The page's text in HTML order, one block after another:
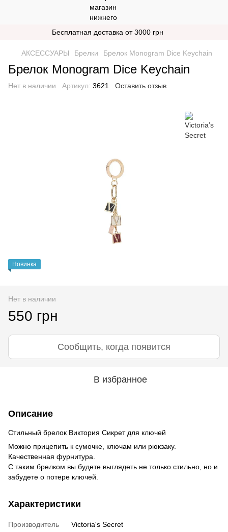
Бесплатная доставка от 3000 грн
АКСЕССУАРЫ Брелки Брелок Monogram Dice Keychain
Брелок Monogram Dice Keychain
Нет в наличии Артикул: 3621 Оставить отзыв
Новинка
Нет в наличии
550 грн
Сообщить, когда появится
В избранное
Описание
Стильный брелок Виктория Сикрет для ключей
Можно прицепить к сумочке, ключам или рюкзаку.
Качественная фурнитура.
С таким брелком вы будете выглядеть не только стильно, но и
забудете о потере ключей.
Характеристики
Производитель
Victoria's Secret